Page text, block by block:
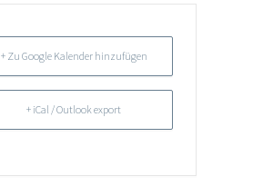
+ Zu Google Kalender hinzufügen
+ iCal / Outlook export